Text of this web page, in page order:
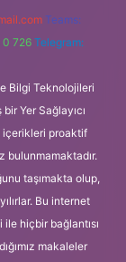
Teams:
0 726 Telegram:
Bilgi Teknolojileri
Yer Sağlayıcı
içerikleri proaktif
bulunmamaktadır.
taşımakta olup,
Bu internet
hiçbir bağlantısı
makaleler